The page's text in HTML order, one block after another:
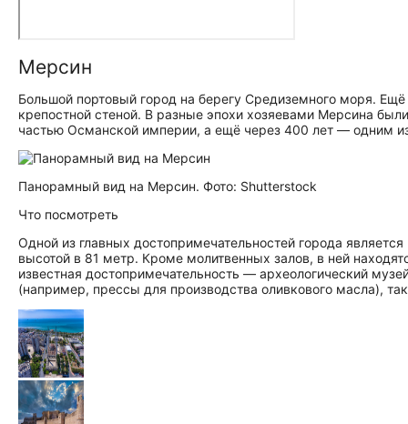
Мерсин
Большой портовый город на берегу Средиземного моря.
крепостной стеной. В разные эпохи хозяевами Мерсина
частью Османской империи, а ещё через 400 лет — одним
Панорамный вид на Мерсин. Фото: Shutterstock
Что посмотреть
Одной из главных до­сто­при­ме­ча­тель­но­стей города
высотой в 81 метр. Кроме молитвенных залов, в ней
известная до­сто­при­ме­ча­тель­но­сть — археологический
(например, прессы для производства оливкового масла),